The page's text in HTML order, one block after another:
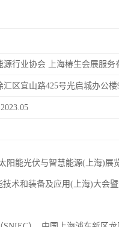
源行业协会 上海椿生会展服务
阳能光伏与智慧能源(上海)展
技术和装备及应用(上海)大会